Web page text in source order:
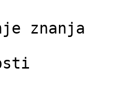
znanja